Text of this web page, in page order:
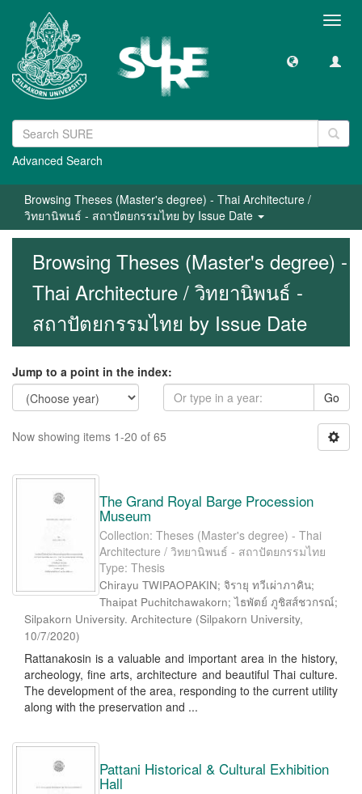
Advanced Search
Browsing Theses (Master's degree) - Thai Architecture /
วิทยานิพนธ์ - สถาปัตยกรรมไทย by Issue Date
Browsing Theses (Master's degree) -
Thai Architecture / วิทยานิพนธ์ -
สถาปัตยกรรมไทย by Issue Date
Jump to a point in the index:
Go
Now showing items 1-20 of 65
The Grand Royal Barge Procession
Museum
Collection: Theses (Master's degree) - Thai
Architecture / วิทยานิพนธ์ - สถาปัตยกรรมไทย
Type: Thesis
Chirayu TWIPAOPAKIN; จิรายุ ทวีเผ่าภาคิน;
Thaipat Puchitchawakorn; ไธพัตย์ ภูชิสส์ชวกรณ์;
Silpakorn University. Architecture (Silpakorn University,
10/7/2020)
Rattanakosin is a valuable and important area in the history,
archeology, fine arts, architecture and beautiful Thai culture.
The development of the area, responding to the current utility
along with the preservation and ...
Pattani Historical & Cultural Exhibition
Hall